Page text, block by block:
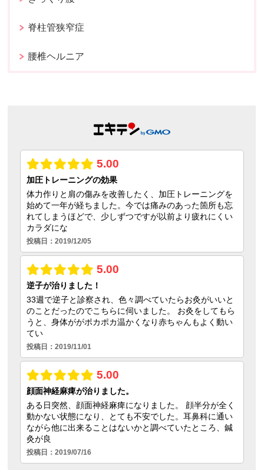
脊柱管狭窄症
腰椎ヘルニア